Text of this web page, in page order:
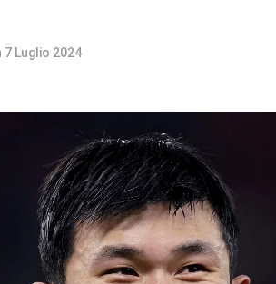
7 Luglio 2024